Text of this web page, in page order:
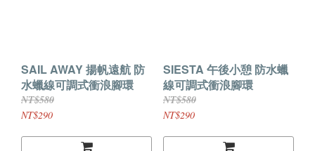
SAIL AWAY 揚帆遠航 防
水蠟線可調式衝浪腳環
NT$580
NT$290
SIESTA 午後小憩 防水蠟
線可調式衝浪腳環
NT$580
NT$290